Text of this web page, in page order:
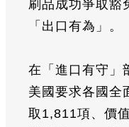
刷品成功爭取豁
「出口有為」。
在「進口有守」
美國要求各國全
取1,811項、價